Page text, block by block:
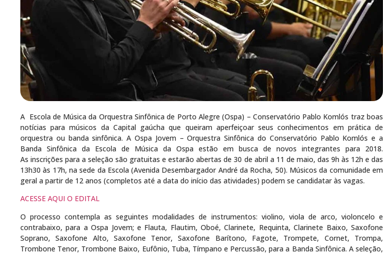
A Escola de Música da Orquestra Sinfônica de Porto Alegre (Ospa) – Conservatório Pablo Komlós traz boas
notícias para músicos da Capital gaúcha que queiram aperfeiçoar seus conhecimentos em prática de
orquestra ou banda sinfônica. A Ospa Jovem – Orquestra Sinfônica do Conservatório Pablo Komlós e a
Banda Sinfônica da Escola de Música da Ospa estão em busca de novos integrantes para 2018.
As inscrições para a seleção são gratuitas e estarão abertas de 30 de abril a 11 de maio, das 9h às 12h e das
13h30 às 17h, na sede da Escola (Avenida Desembargador André da Rocha, 50). Músicos da comunidade em
geral a partir de 12 anos (completos até a data do início das atividades) podem se candidatar às vagas.
ACESSE AQUI O EDITAL
O processo contempla as seguintes modalidades de instrumentos: violino, viola de arco, violoncelo e
contrabaixo, para a Ospa Jovem; e Flauta, Flautim, Oboé, Clarinete, Requinta, Clarinete Baixo, Saxofone
Soprano, Saxofone Alto, Saxofone Tenor, Saxofone Barítono, Fagote, Trompete, Cornet, Trompa,
Trombone Tenor, Trombone Baixo, Eufônio, Tuba, Tímpano e Percussão, para a Banda Sinfônica. A seleção,